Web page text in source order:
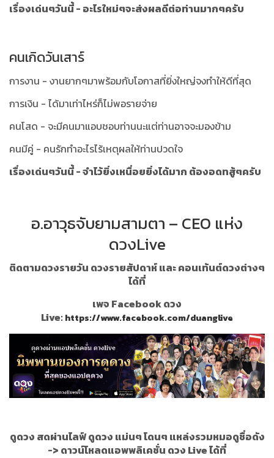
เรื่องเด่นๆวันนี้ - อะไรใหม่ๆจะส่งผลดีต่อท่านมากๆครับ
คนเกิดวันเสาร์
การงาน - งานยากๆมาพร้อมกับโอกาสที่ยิ่งใหญ่จงทำให้ดีที่สุด
การเงิน - ได้มาเท่าไหร่ก็ไม่พอรายจ่าย
คนโสด - จะมีคนมาแอบชอบท่านนะแต่ท่านอาจจะมองข้าม
คนมีคู่ - คนรักทำอะไรไร้เหตุผลให้ท่านปวดใจ
เรื่องเด่นๆวันนี้ - จำไว้ยิ่งเหนื่อยยิ่งได้มาก ต้องอดทสู้ๆครับ
อ.อาวุธจับยามสามตา – CEO แห่ง
ดวงLive
ติดตามดวงรายวัน ดวงรายสัปดาห์ และ คอนเท้นต์ดวงต่างๆ
ได้ที่
เพจ Facebook ดวง
Live:https://www.facebook.com/duanglive
ดูดวง สดผ่านไลฟ์ ดูดวง แม่นๆ โดนๆ แหล่งรวมหมอดูชื่อดัง
-> ดาวน์โหลดแอพพลิเคชั่น ดวง Live ได้ที่